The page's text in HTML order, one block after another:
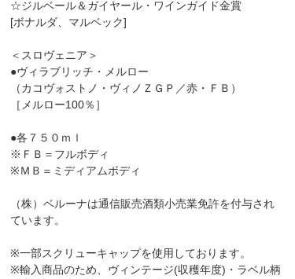
☆ジルベール＆ガイヤール・ワインガイド金賞
[ボナルダ、マルベック]
＜スロヴェニア＞
●ヴィラブリッチ・メルロー
（カコヴォストノ・ヴィノＺＧＰ／赤・ＦＢ）
［メルロー100％］
●各７５０ｍｌ
※ＦＢ＝フルボディ
※ＭＢ＝ミディアムボディ
（株）ベルーナは通信販売酒類小売業免許を付与され
ています。
※一部スクリューキャップを使用しております。
※輸入商品のため、ヴィンテージ(収穫年度)・ラベル柄